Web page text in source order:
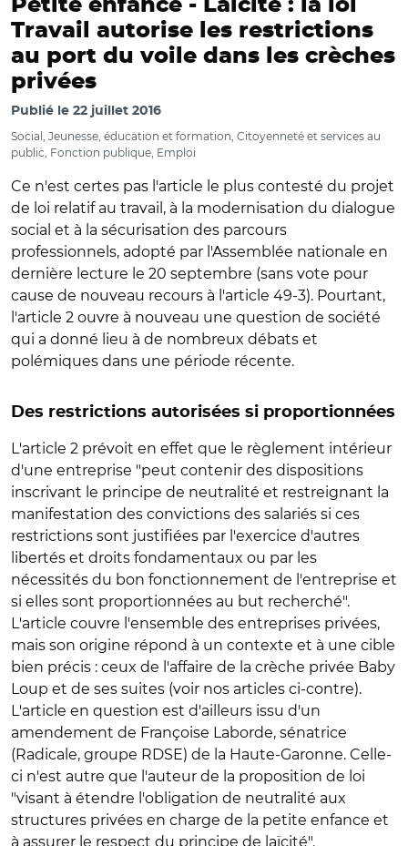
Petite enfance - Laïcité : la loi
Travail autorise les restrictions
au port du voile dans les crèches
privées
Publié le 22 juillet 2016
Social, Jeunesse, éducation et formation, Citoyenneté et services au
public, Fonction publique, Emploi
Ce n'est certes pas l'article le plus contesté du projet
de loi relatif au travail, à la modernisation du dialogue
social et à la sécurisation des parcours
professionnels, adopté par l'Assemblée nationale en
dernière lecture le 20 septembre (sans vote pour
cause de nouveau recours à l'article 49-3). Pourtant,
l'article 2 ouvre à nouveau une question de société
qui a donné lieu à de nombreux débats et
polémiques dans une période récente.
Des restrictions autorisées si proportionnées
L'article 2 prévoit en effet que le règlement intérieur
d'une entreprise "peut contenir des dispositions
inscrivant le principe de neutralité et restreignant la
manifestation des convictions des salariés si ces
restrictions sont justifiées par l'exercice d'autres
libertés et droits fondamentaux ou par les
nécessités du bon fonctionnement de l'entreprise et
si elles sont proportionnées au but recherché".
L'article couvre l'ensemble des entreprises privées,
mais son origine répond à un contexte et à une cible
bien précis : ceux de l'affaire de la crèche privée Baby
Loup et de ses suites (voir nos articles ci-contre).
L'article en question est d'ailleurs issu d'un
amendement de Françoise Laborde, sénatrice
(Radicale, groupe RDSE) de la Haute-Garonne. Celle-
ci n'est autre que l'auteur de la proposition de loi
"visant à étendre l'obligation de neutralité aux
structures privées en charge de la petite enfance et
à assurer le respect du principe de laïcité".